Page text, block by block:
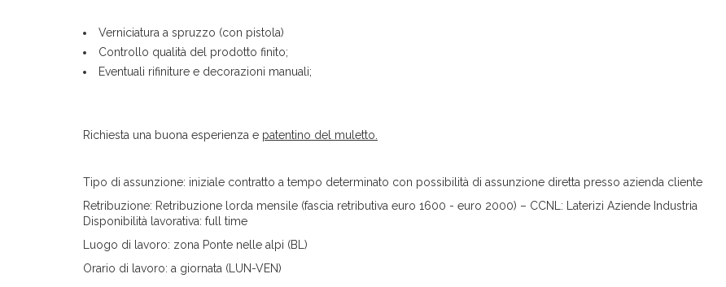
Verniciatura a spruzzo (con pistola)
Controllo qualità del prodotto finito;
Eventuali rifiniture e decorazioni manuali;
Richiesta una buona esperienza e patentino del muletto.
Tipo di assunzione: iniziale contratto a tempo determinato con possibilità di assunzione diretta presso azienda cliente
Retribuzione: Retribuzione lorda mensile (fascia retributiva euro 1600 - euro 2000) – CCNL: Laterizi Aziende Industria
Disponibilità lavorativa: full time
Luogo di lavoro: zona Ponte nelle alpi (BL)
Orario di lavoro: a giornata (LUN-VEN)